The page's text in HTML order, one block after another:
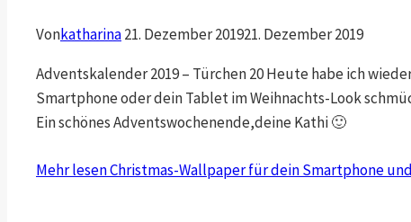
Vonkatharina21. Dezember 201921. Dezember 2019
Adventskalender 2019 – Türchen 20 Heute habe ich
Smartphone oder dein Tablet im Weihnachts-Look
Ein schönes Adventswochenende,deine Kathi 🙂
Mehr lesenChristmas-Wallpaper für dein Smartphone